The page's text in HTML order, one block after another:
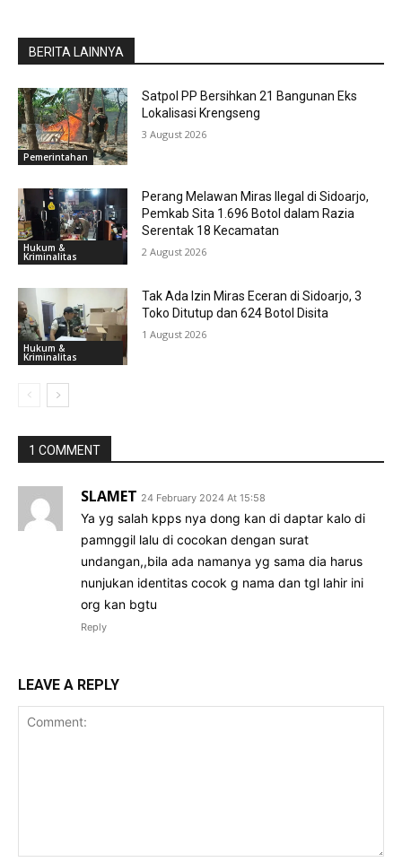
BERITA LAINNYA
Pemerintahan
Satpol PP Bersihkan 21 Bangunan Eks
Lokalisasi Krengseng
3 August 2026
Hukum &
Kriminalitas
Perang Melawan Miras Ilegal di Sidoarjo,
Pemkab Sita 1.696 Botol dalam Razia
Serentak 18 Kecamatan
2 August 2026
Hukum &
Kriminalitas
Tak Ada Izin Miras Eceran di Sidoarjo, 3
Toko Ditutup dan 624 Botol Disita
1 August 2026
1 COMMENT
SLAMET 24 February 2024 At 15:58
Ya yg salah kpps nya dong kan di daptar kalo di
pamnggil lalu di cocokan dengan surat
undangan,,bila ada namanya yg sama dia harus
nunjukan identitas cocok g nama dan tgl lahir ini
org kan bgtu
Reply
LEAVE A REPLY